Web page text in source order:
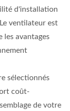
d'installation
ventilateur est
avantages
sélectionnés
coût-
de votre